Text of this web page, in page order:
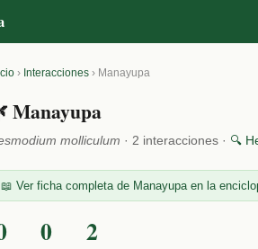
› Interacciones › Manayupa
Manayupa
molliculum · 2 interacciones · 🔍
📖 Ver ficha completa de Manayupa en la
0 2